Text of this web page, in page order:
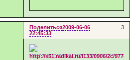
Поделиться 3
2009-06-06
22:45:33